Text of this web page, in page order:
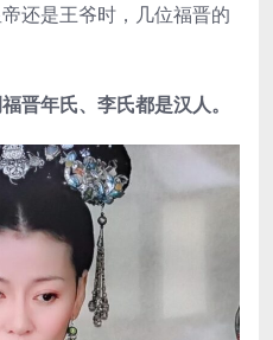
还是王爷时，几位福晋的
晋年氏、李氏都是汉人。